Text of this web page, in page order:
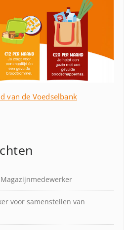
van de Voedselbank
voor samenstellen van